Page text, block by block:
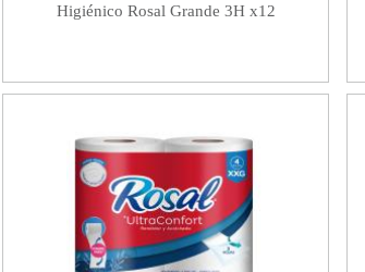
Higiénico Rosal Grande 3H x12